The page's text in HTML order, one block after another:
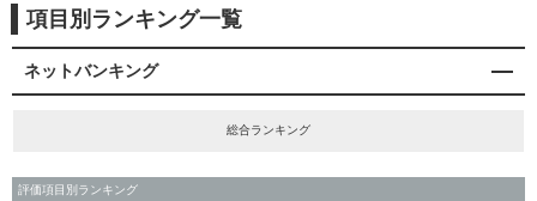
項目別ランキング一覧
ネットバンキング
総合ランキング
評価項目別ランキング